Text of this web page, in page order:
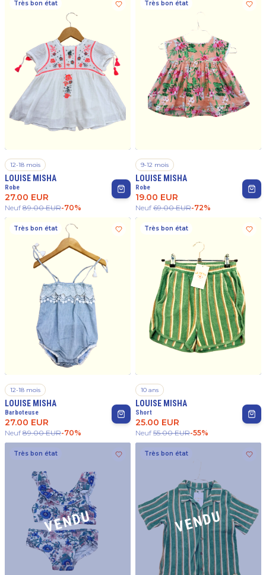
Très bon état
12-18 mois
LOUISE MISHA
Robe
27.00 EUR
Neuf 89.00 EUR-70%
Très bon état
9-12 mois
LOUISE MISHA
Robe
19.00 EUR
Neuf 69.00 EUR-72%
Très bon état
12-18 mois
LOUISE MISHA
Barboteuse
27.00 EUR
Neuf 89.00 EUR-70%
Très bon état
10 ans
LOUISE MISHA
Short
25.00 EUR
Neuf 55.00 EUR-55%
Très bon état
VENDU
Très bon état
VENDU